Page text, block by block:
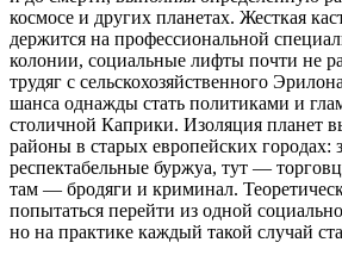
космосе и других планетах. Жесткая
держится на профессиональной
колонии, социальные лифты почти не
трудяг с сельскохозяйственного
шанса однажды стать политиками и
столичной Каприки. Изоляция планет
районы в старых европейских городах:
респектабельные буржуа, тут —
там — бродяги и криминал.
попытаться перейти из одной
но на практике каждый такой случай